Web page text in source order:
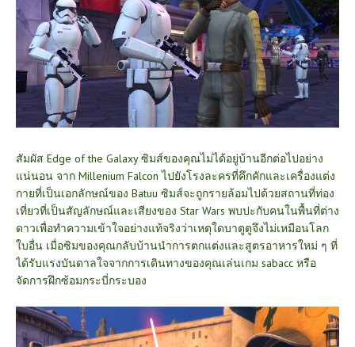
สัมผัส Edge of the Galaxy ซิมส์ของคุณไม่ได้อยู่บ้านอีกต่อไปอย่าง
แน่นอน จาก Millenium Falcon ไปยังโรงละครที่คึกคักและเครื่องแต่ง
กายที่เป็นเอกลักษณ์ของ Batuu ซิมส์จะถูกรายล้อมไปด้วยสถานที่ท่อง
เที่ยวที่เป็นสัญลักษณ์และเสียงของ Star Wars พบปะกับคนในพื้นที่ต่าง
ดาวเพื่อทำความเข้าใจอย่างแท้จริงว่าเหตุใดบาตูตูจึงไม่เหมือนโลก
ใบอื่น เมื่อซิมของคุณกลับบ้านนำการตกแต่งและสูตรอาหารใหม่ ๆ ที่
ได้รับแรงบันดาลใจจากการเดินทางของคุณเล่นเกม sabacc หรือ
จัดการฝึกซ้อมกระบี่กระบอง